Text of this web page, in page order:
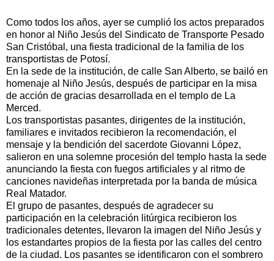
Como todos los años, ayer se cumplió los actos preparados
en honor al Niño Jesús del Sindicato de Transporte Pesado
San Cristóbal, una fiesta tradicional de la familia de los
transportistas de Potosí.
En la sede de la institución, de calle San Alberto, se bailó en
homenaje al Niño Jesús, después de participar en la misa
de acción de gracias desarrollada en el templo de La
Merced.
Los transportistas pasantes, dirigentes de la institución,
familiares e invitados recibieron la recomendación, el
mensaje y la bendición del sacerdote Giovanni López,
salieron en una solemne procesión del templo hasta la sede
anunciando la fiesta con fuegos artificiales y al ritmo de
canciones navideñas interpretada por la banda de música
Real Matador.
El grupo de pasantes, después de agradecer su
participación en la celebración litúrgica recibieron los
tradicionales detentes, llevaron la imagen del Niño Jesús y
los estandartes propios de la fiesta por las calles del centro
de la ciudad. Los pasantes se identificaron con el sombrero